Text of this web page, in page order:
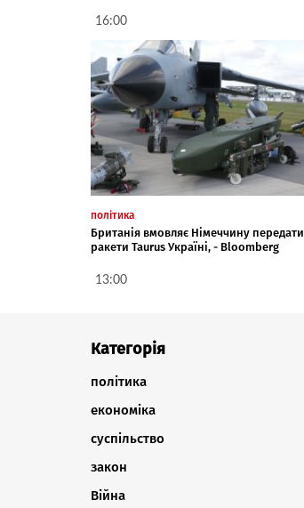
16:00
політика
Британія вмовляє Німеччину передати
ракети Taurus Україні, - Bloomberg
13:00
Категорія
політика
економіка
суспільство
закон
Війна